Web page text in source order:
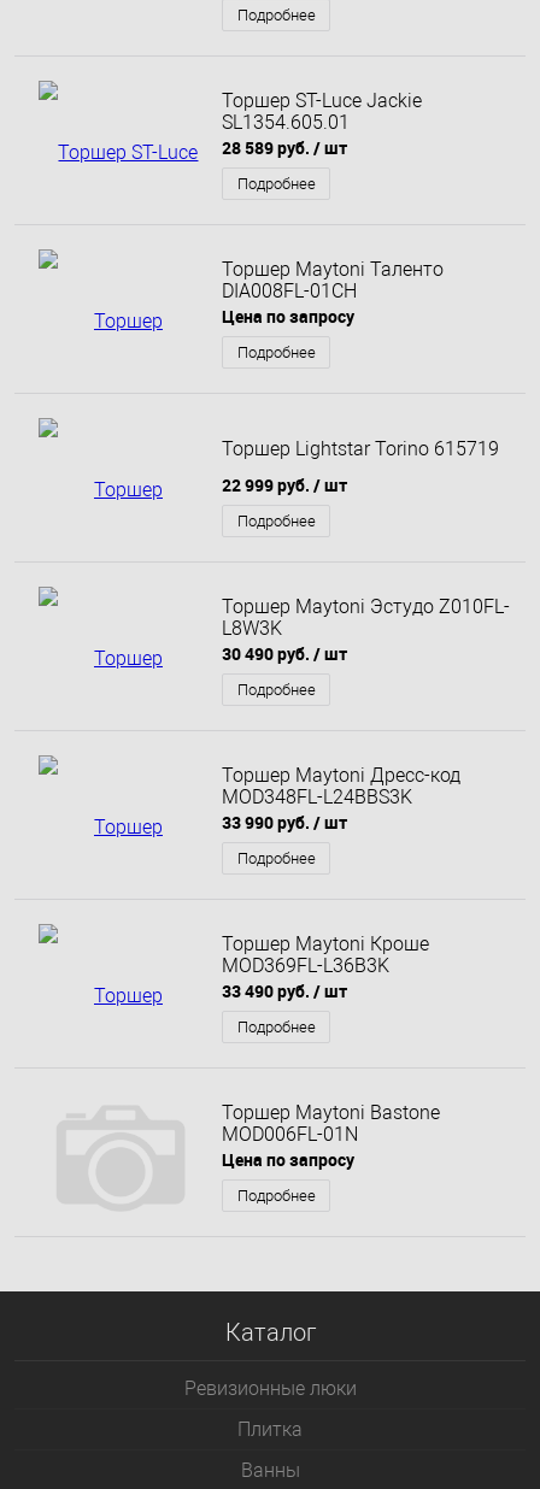
Подробнее
Торшер ST-Luce Jackie
SL1354.605.01
28 589 руб. / шт
Подробнее
Торшер Maytoni Таленто
DIA008FL-01CH
Цена по запросу
Подробнее
Торшер Lightstar Torino 615719
22 999 руб. / шт
Подробнее
Торшер Maytoni Эстудо Z010FL-
L8W3K
30 490 руб. / шт
Подробнее
Торшер Maytoni Дресс-код
MOD348FL-L24BBS3K
33 990 руб. / шт
Подробнее
Торшер Maytoni Кроше
MOD369FL-L36B3K
33 490 руб. / шт
Подробнее
Торшер Maytoni Bastone
MOD006FL-01N
Цена по запросу
Подробнее
Каталог
Ревизионные люки
Плитка
Bанны